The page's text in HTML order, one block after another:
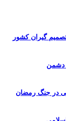
گیران کشور
دشمن
در جنگ رمضان